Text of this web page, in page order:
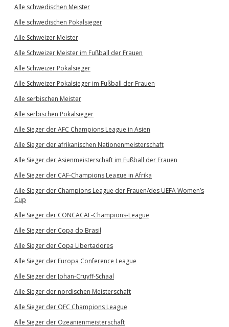
Alle schwedischen Meister
Alle schwedischen Pokalsieger
Alle Schweizer Meister
Alle Schweizer Meister im Fußball der Frauen
Alle Schweizer Pokalsieger
Alle Schweizer Pokalsieger im Fußball der Frauen
Alle serbischen Meister
Alle serbischen Pokalsieger
Alle Sieger der AFC Champions League in Asien
Alle Sieger der afrikanischen Nationenmeisterschaft
Alle Sieger der Asienmeisterschaft im Fußball der Frauen
Alle Sieger der CAF-Champions League in Afrika
Alle Sieger der Champions League der Frauen/des UEFA Women’s
Cup
Alle Sieger der CONCACAF-Champions-League
Alle Sieger der Copa do Brasil
Alle Sieger der Copa Libertadores
Alle Sieger der Europa Conference League
Alle Sieger der Johan-Cruyff-Schaal
Alle Sieger der nordischen Meisterschaft
Alle Sieger der OFC Champions League
Alle Sieger der Ozeanienmeisterschaft